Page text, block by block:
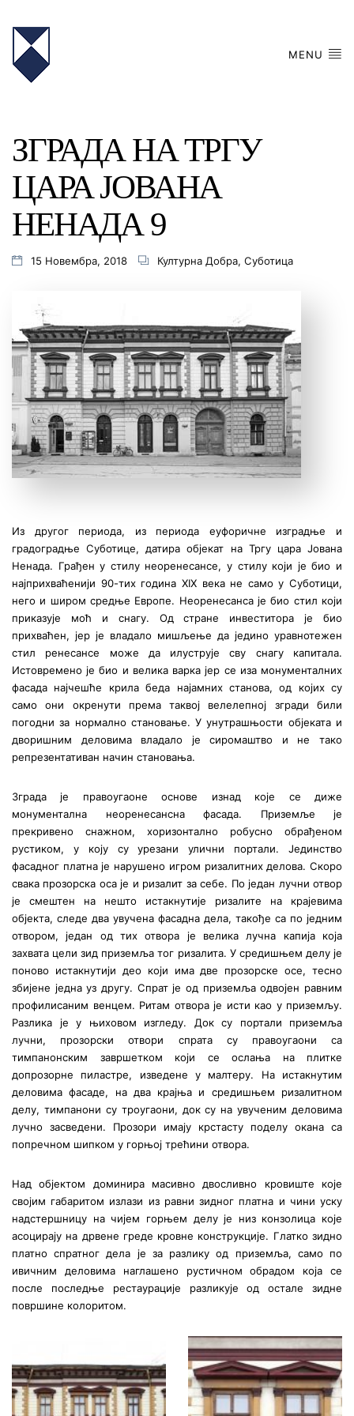
MENU
ЗГРАДА НА ТРГУ
ЦАРА ЈОВАНА
НЕНАДА 9
15 Новембра, 2018 Културна Добра, Суботица
Из другог периода, из периода еуфоричне изградње и
градоградње Суботице, датира објекат на Тргу цара Јована
Ненада. Грађен у стилу неоренесансе, у стилу који је био и
најприхваћенији 90-тих година XIX века не само у Суботици,
него и широм средње Европе. Неоренесанса је био стил који
приказује моћ и снагу. Од стране инвеститора је био
прихваћен, јер је владало мишљење да једино уравнотежен
стил ренесансе може да илуструје сву снагу капитала.
Истовремено је био и велика варка јер се иза монументалних
фасада најчешће крила беда најамних станова, од којих су
само они окренути према таквој велелепној згради били
погодни за нормално становање. У унутрашњости објеката и
дворишним деловима владало је сиромаштво и не тако
репрезентативан начин становања.
Зграда је правоугаоне основе изнад које се диже
монументална неоренесансна фасада. Приземље је
прекривено снажном, хоризонтално робусно обрађеном
рустиком, у коју су урезани улични портали. Јединство
фасадног платна је нарушено игром ризалитних делова. Скоро
свака прозорска оса је и ризалит за себе. По један лучни отвор
је смештен на нешто истакнутије ризалите на крајевима
објекта, следе два увучена фасадна дела, такође са по једним
отвором, један од тих отвора је велика лучна капија која
захвата цели зид приземља тог ризалита. У средишњем делу је
поново истакнутији део који има две прозорске осе, тесно
збијене једна уз другу. Спрат је од приземља одвојен равним
профилисаним венцем. Ритам отвора је исти као у приземљу.
Разлика је у њиховом изгледу. Док су портали приземља
лучни, прозорски отвори спрата су правоугаони са
тимпанонским завршетком који се ослања на плитке
допрозорне пиластре, изведене у малтеру. На истакнутим
деловима фасаде, на два крајња и средишњем ризалитном
делу, тимпанони су троугаони, док су на увученим деловима
лучно засведени. Прозори имају крстасту поделу окана са
попречном шипком у горњој трећини отвора.
Над објектом доминира масивно двосливно кровиште које
својим габаритом излази из равни зидног платна и чини уску
надстершницу на чијем горњем делу је низ конзолица које
асоцирају на дрвене греде кровне конструкције. Глатко зидно
платно спратног дела је за разлику од приземља, само по
ивичним деловима наглашено рустичном обрадом која се
после последње рестаурације разликује од остале зидне
површине колоритом.